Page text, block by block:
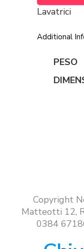
Lavatrici
Additional
PESO
Copyright
Matteotti 12,
0384